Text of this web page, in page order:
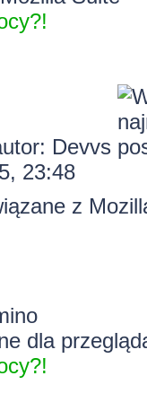
Devvs
23:48
z
dla